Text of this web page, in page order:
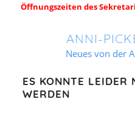
Öffnungszeiten des
ANNI-
Neues von der
ES KONNTE LEIDER
WERDEN